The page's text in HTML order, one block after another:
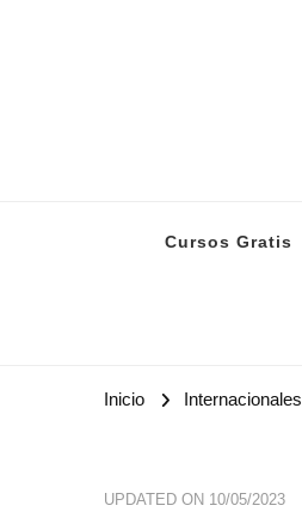
Cursos Gratis
Inicio Internacionales
UPDATED ON 10/05/2023